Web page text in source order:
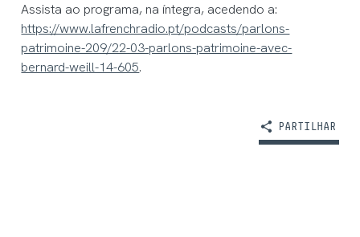
Assista ao programa, na íntegra, acedendo a:
https://www.lafrenchradio.pt/podcasts/parlons-
patrimoine-209/22-03-parlons-patrimoine-avec-
bernard-weill-14-605.
PARTILHAR